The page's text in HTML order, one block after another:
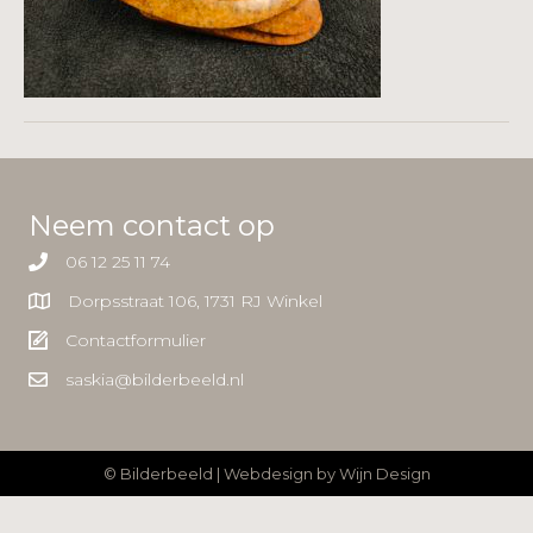
Neem contact op
06 12 25 11 74
Dorpsstraat 106, 1731 RJ Winkel
Contactformulier
saskia@bilderbeeld.nl
© Bilderbeeld | Webdesign byWijn Design